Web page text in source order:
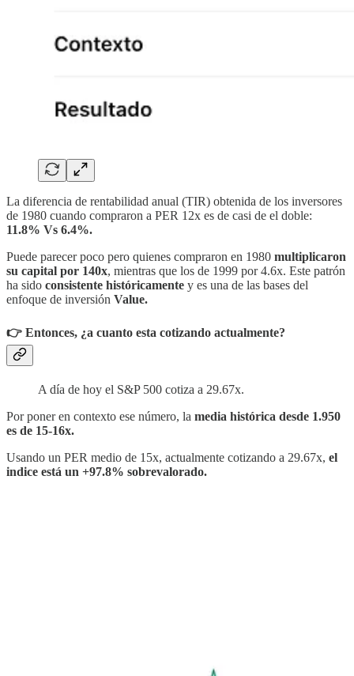
La diferencia de rentabilidad anual (TIR) obtenida de los inversores
de 1980 cuando compraron a PER 12x es de casi de el doble:
11.8% Vs 6.4%.
Puede parecer poco pero quienes compraron en 1980 multiplicaron
su capital por 140x, mientras que los de 1999 por 4.6x. Este patrón
ha sido consistente históricamente y es una de las bases del
enfoque de inversión Value.
👉 Entonces, ¿a cuanto esta cotizando actualmente?
A día de hoy el S&P 500 cotiza a 29.67x.
Por poner en contexto ese número, la media histórica desde 1.950
es de 15-16x.
Usando un PER medio de 15x, actualmente cotizando a 29.67x, el
indice está un +97.8% sobrevalorado.